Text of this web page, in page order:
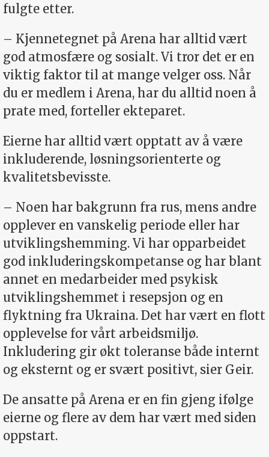
fulgte etter.
– Kjennetegnet på Arena har alltid vært
god atmosfære og sosialt. Vi tror det er en
viktig faktor til at mange velger oss. Når
du er medlem i Arena, har du alltid noen å
prate med, forteller ekteparet.
Eierne har alltid vært opptatt av å være
inkluderende, løsningsorienterte og
kvalitetsbevisste.
– Noen har bakgrunn fra rus, mens andre
opplever en vanskelig periode eller har
utviklingshemming. Vi har opparbeidet
god inkluderingskompetanse og har blant
annet en medarbeider med psykisk
utviklingshemmet i resepsjon og en
flyktning fra Ukraina. Det har vært en flott
opplevelse for vårt arbeidsmiljø.
Inkludering gir økt toleranse både internt
og eksternt og er svært positivt, sier Geir.
De ansatte på Arena er en fin gjeng ifølge
eierne og flere av dem har vært med siden
oppstart.